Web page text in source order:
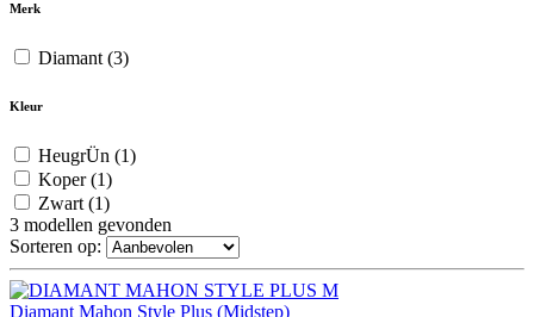
Merk
Diamant (3)
Kleur
HeugrÜn (1)
Koper(1)
Zwart (1)
3 modellen gevonden
Sorteren op:
Diamant Mahon Style Plus (Midstep)